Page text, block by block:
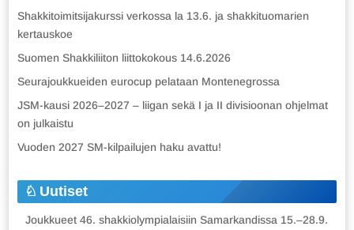
Shakkitoimitsijakurssi verkossa la 13.6. ja shakkituomarien
kertauskoe
Suomen Shakkiliiton liittokokous 14.6.2026
Seurajoukkueiden eurocup pelataan Montenegrossa
JSM-kausi 2026–2027 – liigan sekä I ja II divisioonan ohjelmat
on julkaistu
Vuoden 2027 SM-kilpailujen haku avattu!
Uutiset
Joukkueet 46. shakkiolympialaisiin Samarkandissa 15.–28.9.